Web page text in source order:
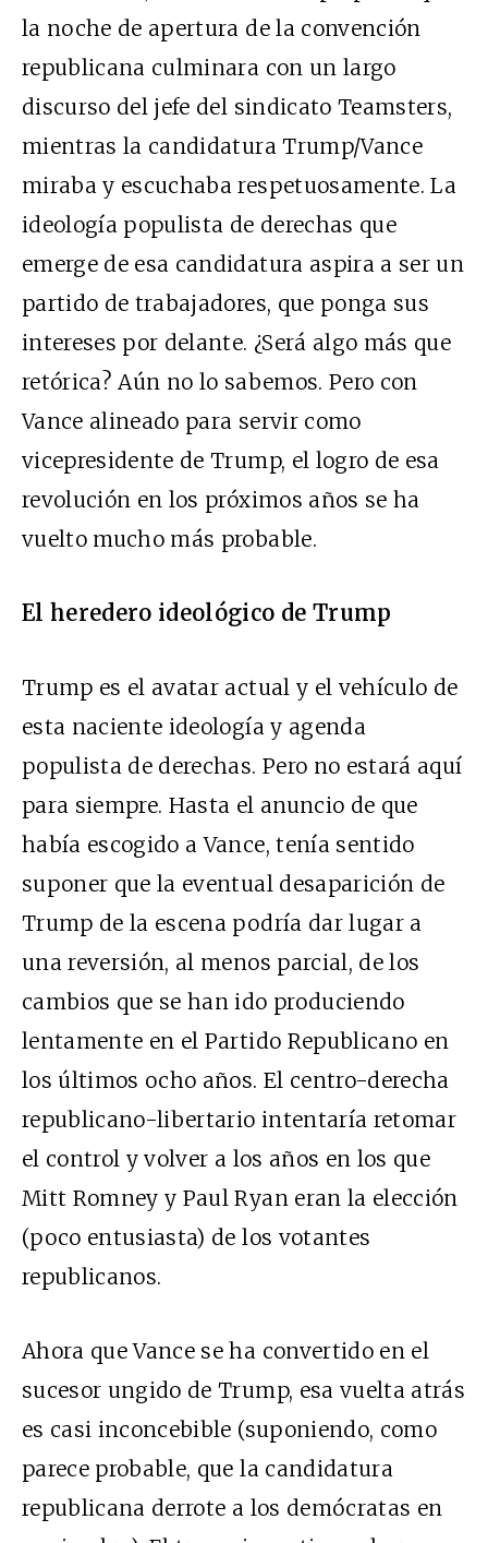
la noche de apertura de la convención
republicana culminara con un largo
discurso del jefe del sindicato Teamsters,
mientras la candidatura Trump/Vance
miraba y escuchaba respetuosamente. La
ideología populista de derechas que
emerge de esa candidatura aspira a ser un
partido de trabajadores, que ponga sus
intereses por delante. ¿Será algo más que
retórica? Aún no lo sabemos. Pero con
Vance alineado para servir como
vicepresidente de Trump, el logro de esa
revolución en los próximos años se ha
vuelto mucho más probable.
El heredero ideológico de Trump
Trump es el avatar actual y el vehículo de
esta naciente ideología y agenda
populista de derechas. Pero no estará aquí
para siempre. Hasta el anuncio de que
había escogido a Vance, tenía sentido
suponer que la eventual desaparición de
Trump de la escena podría dar lugar a
una reversión, al menos parcial, de los
cambios que se han ido produciendo
lentamente en el Partido Republicano en
los últimos ocho años. El centro-derecha
republicano-libertario intentaría retomar
el control y volver a los años en los que
Mitt Romney y Paul Ryan eran la elección
(poco entusiasta) de los votantes
republicanos.
Ahora que Vance se ha convertido en el
sucesor ungido de Trump, esa vuelta atrás
es casi inconcebible (suponiendo, como
parece probable, que la candidatura
republicana derrote a los demócratas en